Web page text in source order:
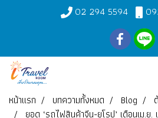
02 294 5594
หน้าแรก บทความทั้งหมด Blog
ยอด ‘รถไฟสินค้าจีน-ยุโรป’ เดือนเม.